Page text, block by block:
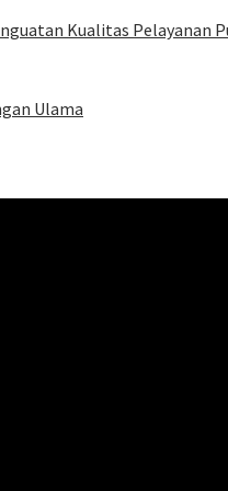
Kualitas Pelayanan
Ulama